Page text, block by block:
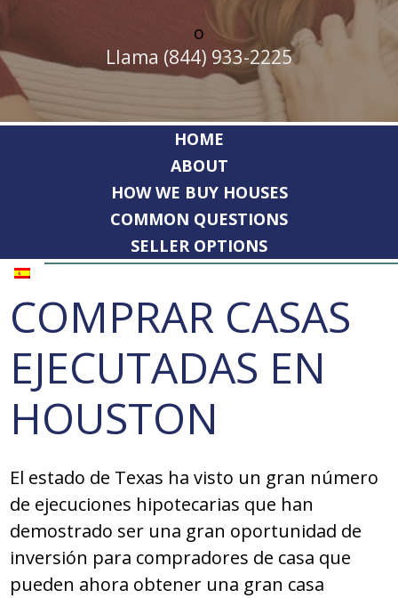
o
Llama (844) 933-2225
HOME
ABOUT
HOW WE BUY HOUSES
COMMON QUESTIONS
SELLER OPTIONS
COMPRAR CASAS
EJECUTADAS EN
HOUSTON
El estado de Texas ha visto un gran número
de ejecuciones hipotecarias que han
demostrado ser una gran oportunidad de
inversión para compradores de casa que
pueden ahora obtener una gran casa